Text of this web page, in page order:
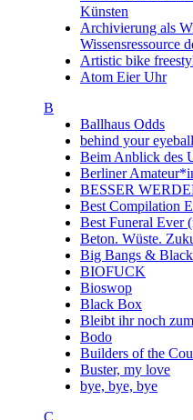
Künsten
Archivierung als
Wissensressource
Artistic bike
Atom Eier Uhr
B
Ballhaus Odds
behind your
Beim Anblick des
Berliner
BESSER
Best Compilation
Best Funeral Ever
Beton. Wüste.
Big Bangs &
BIOFUCK
Bioswop
Black Box
Bleibt ihr noch
Bodo
Builders of the
Buster, my love
bye, bye, bye
C